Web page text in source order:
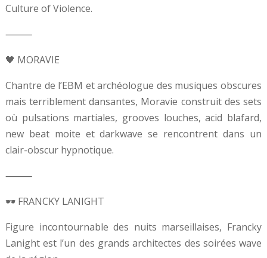
Culture of Violence.
⸻
🖤 MORAVIE
Chantre de l’EBM et archéologue des musiques obscures
mais terriblement dansantes, Moravie construit des sets
où pulsations martiales, grooves louches, acid blafard,
new beat moite et darkwave se rencontrent dans un
clair-obscur hypnotique.
⸻
🕶️ FRANCKY LANIGHT
Figure incontournable des nuits marseillaises, Francky
Lanight est l’un des grands architectes des soirées wave